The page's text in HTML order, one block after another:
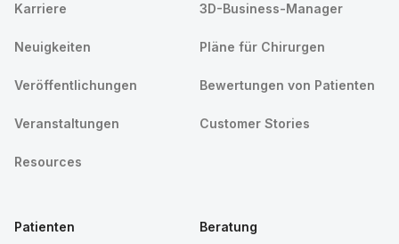
Karriere
Neuigkeiten
Veröffentlichungen
Veranstaltungen
Resources
3D-Business-Manager
Pläne für Chirurgen
Bewertungen von Patienten
Customer Stories
Patienten
Beratung